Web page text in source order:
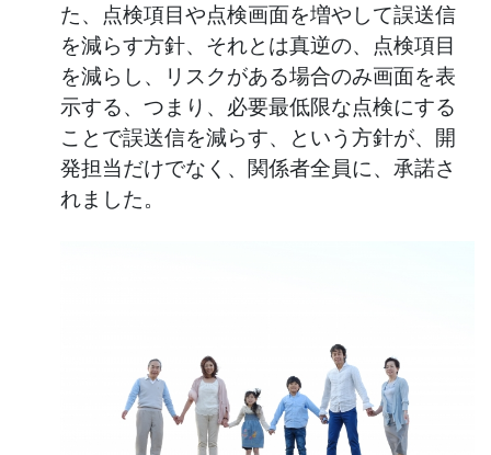
た、点検項目や点検画面を増やして誤送信
を減らす方針、それとは真逆の、点検項目
を減らし、リスクがある場合のみ画面を表
示する、つまり、必要最低限な点検にする
ことで誤送信を減らす、という方針が、開
発担当だけでなく、関係者全員に、承諾さ
れました。